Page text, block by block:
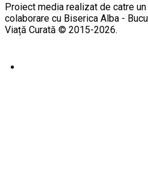
Proiect media realizat de catre
colaborare cu Biserica Alba -
Viață Curată © 2015-2026.